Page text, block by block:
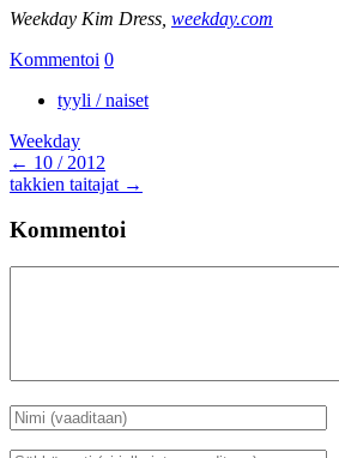
Weekday Kim Dress, weekday.com
Kommentoi 0
tyyli / naiset
Weekday
Artikkelien
selaus
← 10 / 2012
takkien taitajat →
Kommentoi
Nimi
*